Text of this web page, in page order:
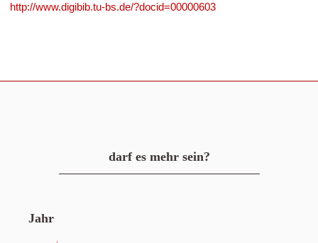
http://www.digibib.tu-bs.de/?docid=00000603
darf es mehr sein?
Jahr